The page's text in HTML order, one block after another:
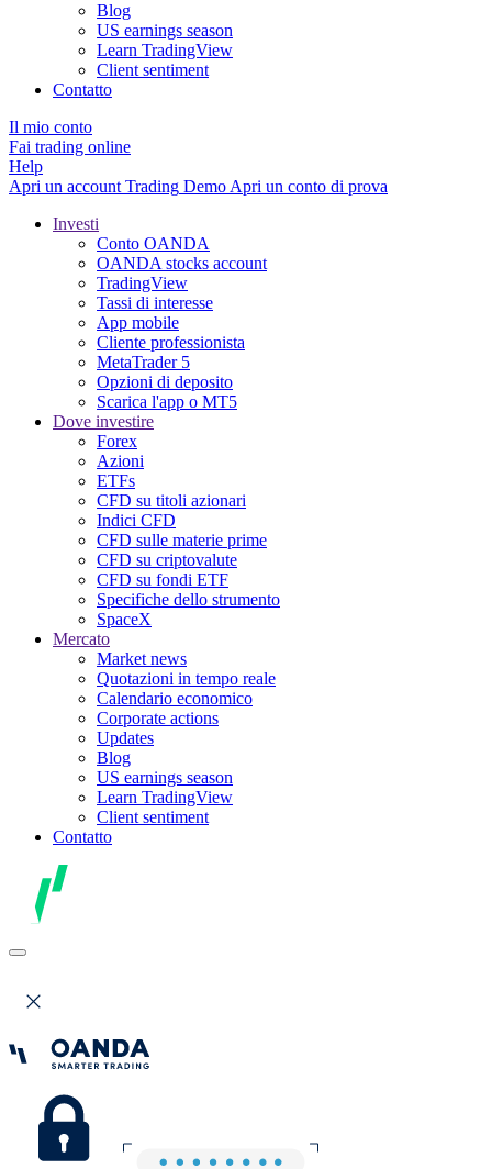
Blog
US earnings season
Learn TradingView
Client sentiment
Contatto
Il mio conto
Fai trading online
Help
Apri un account Trading Demo Apri un conto di prova
Investi
Conto OANDA
OANDA stocks account
TradingView
Tassi di interesse
App mobile
Cliente professionista
MetaTrader 5
Opzioni di deposito
Scarica l'app o MT5
Dove investire
Forex
Azioni
ETFs
CFD su titoli azionari
Indici CFD
CFD sulle materie prime
CFD su criptovalute
CFD su fondi ETF
Specifiche dello strumento
SpaceX
Mercato
Market news
Quotazioni in tempo reale
Calendario economico
Corporate actions
Updates
Blog
US earnings season
Learn TradingView
Client sentiment
Contatto